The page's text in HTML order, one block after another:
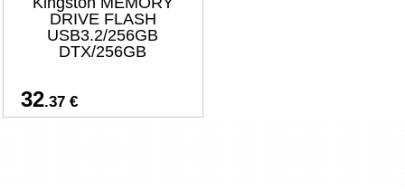
DRIVE FLASH
USB3.2/256GB
DTX/256GB
32.37 €